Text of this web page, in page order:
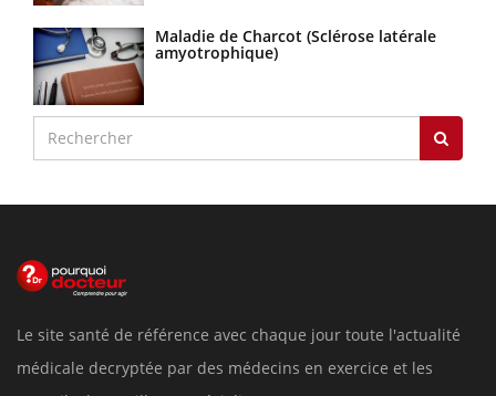
Maladie de Charcot (Sclérose latérale
amyotrophique)
Le site santé de référence avec chaque jour toute l'actualité
médicale decryptée par des médecins en exercice et les